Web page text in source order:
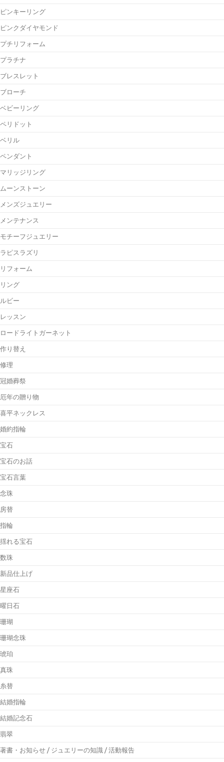
ピンキーリング
ピンクダイヤモンド
プチリフォーム
プラチナ
ブレスレット
ブローチ
ベビーリング
ペリドット
ベリル
ペンダント
マリッジリング
ムーンストーン
メンズジュエリー
メンテナンス
モチーフジュエリー
ラピスラズリ
リフォーム
リング
ルビー
レッスン
ロードライトガーネット
作り替え
修理
冠婚葬祭
厄年の贈り物
喜平ネックレス
婚約指輪
宝石
宝石のお話
宝石言葉
念珠
房替
指輪
揺れる宝石
数珠
新品仕上げ
星座石
曜日石
珊瑚
珊瑚念珠
琥珀
真珠
糸替
結婚指輪
結婚記念石
翡翠
著書・お知らせ / ジュエリーの知識 / 活動報告